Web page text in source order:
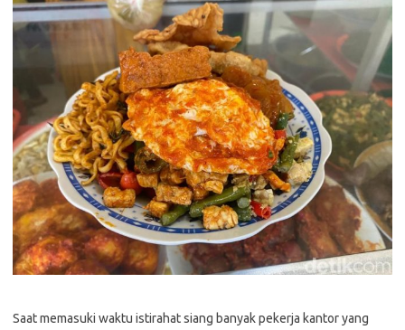
Saat memasuki waktu istirahat siang banyak pekerja kantor yang